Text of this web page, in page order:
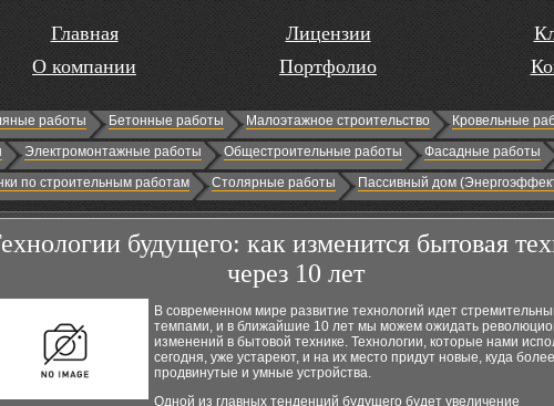
Главная
О компании
Лицензии
Портфолио
работы Бетонные работы Малоэтажное строительство Кровельные
Электромонтажные работы Общестроительные работы Фасадные работы
по строительным работам Столярные работы Пассивный дом
будущего: как изменится бытовая
через 10 лет
В современном мире развитие технологий идет
темпами, и в ближайшие 10 лет мы можем ожидать
изменений в бытовой технике. Технологии, которые нами
сегодня, уже устареют, и на их место придут новые, куда более
продвинутые и умные устройства.
Одной из главных тенденций будущего будет увеличение